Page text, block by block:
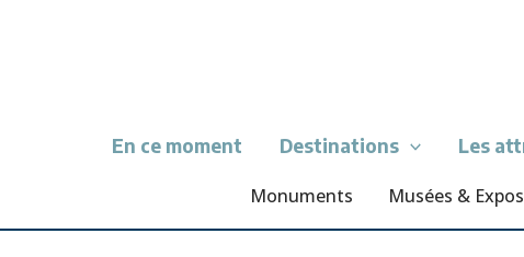
En ce moment Destinations Les
Monuments Musées & Expos